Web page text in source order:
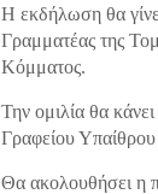
Η εκδήλωση θα
Γραμματέας της
Κόμματος.
Την ομιλία θα
Γραφείου
Θα ακολουθήσει η